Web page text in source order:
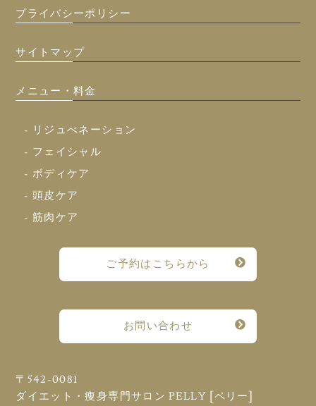
プライバシーポリシー
サイトマップ
メニュー・料金
- リジュべネーション
- フェイシャル
- ボディケア
- 頭皮ケア
- 筋肉ケア
ご予約はこちらから
お問い合わせ
〒542-0081
ダイエット・痩身専門サロン PELLY [ペリー]